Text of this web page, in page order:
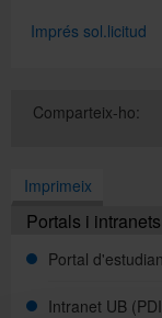
Imprés sol.licitud
Comparteix-ho:
Imprimeix
Portals i intranets
Portal
Intranet UB